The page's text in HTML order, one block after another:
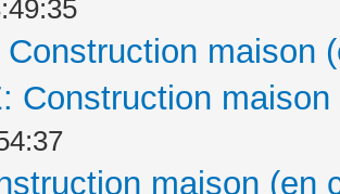
Construction maison
Construction
maison (en